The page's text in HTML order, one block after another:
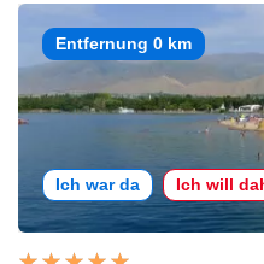
Entfernung 0 km
Ich war da Ich will